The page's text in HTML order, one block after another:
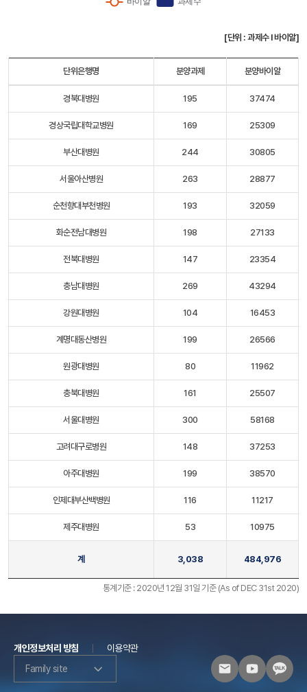
[단위 : 과제수 l 바이알]
단위은행명 분양과제 분양바이알
경북대병원 195 37474
경상국립대학교병원 169 25309
부산대병원 244 30805
서울아산병원 263 28877
순천향대부천병원 193 32059
화순전남대병원 198 27133
전북대병원 147 23354
충남대병원 269 43294
강원대병원 104 16453
계명대동산병원 199 26566
원광대병원 80 11962
충북대병원 161 25507
서울대병원 300 58168
고려대구로병원 148 37253
아주대병원 199 38570
인제대부산백병원 116 11217
제주대병원 53 10975
계 3,038 484,976
통계기준 : 2020년 12월 31일 기준 (As of DEC 31st 2020)
개인정보처리 방침
이용약관
Family site